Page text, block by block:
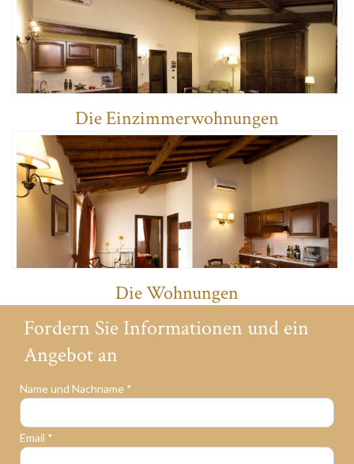
Die Einzimmerwohnungen
Die Wohnungen
Fordern Sie Informationen und ein
Angebot an
Name und Nachname *
Email *